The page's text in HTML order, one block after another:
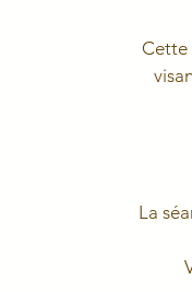
Cette
La